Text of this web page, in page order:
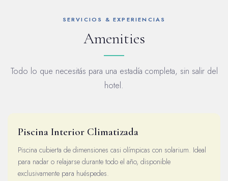
SERVICIOS & EXPERIENCIAS
Amenities
Todo lo que necesitás para una estadía completa, sin salir del
hotel.
Piscina Interior Climatizada
Piscina cubierta de dimensiones casi olímpicas con solarium. Ideal
para nadar o relajarse durante todo el año, disponible
exclusivamente para huéspedes.